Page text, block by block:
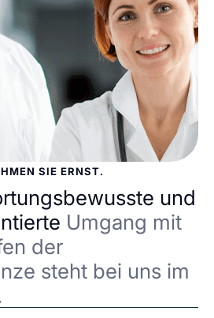
SIE ERNST.
und
Umgang mit
der
steht bei uns im